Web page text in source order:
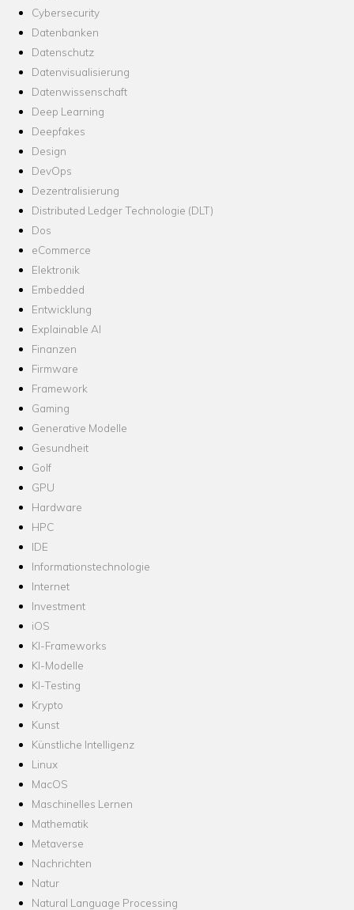
Cybersecurity
Datenbanken
Datenschutz
Datenvisualisierung
Datenwissenschaft
Deep Learning
Deepfakes
Design
DevOps
Dezentralisierung
Distributed Ledger Technologie (DLT)
Dos
eCommerce
Elektronik
Embedded
Entwicklung
Explainable AI
Finanzen
Firmware
Framework
Gaming
Generative Modelle
Gesundheit
Golf
GPU
Hardware
HPC
IDE
Informationstechnologie
Internet
Investment
iOS
KI-Frameworks
KI-Modelle
KI-Testing
Krypto
Kunst
Künstliche Intelligenz
Linux
MacOS
Maschinelles Lernen
Mathematik
Metaverse
Nachrichten
Natur
Natural Language Processing